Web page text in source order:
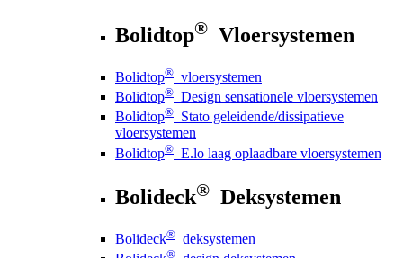
Bolidtop® Vloersystemen
Bolidtop® vloersystemen
Bolidtop® Design sensationele vloersystemen
Bolidtop® Stato geleidende/dissipatieve
vloersystemen
Bolidtop® E.lo laag oplaadbare vloersystemen
Bolideck® Deksystemen
Bolideck® deksystemen
®